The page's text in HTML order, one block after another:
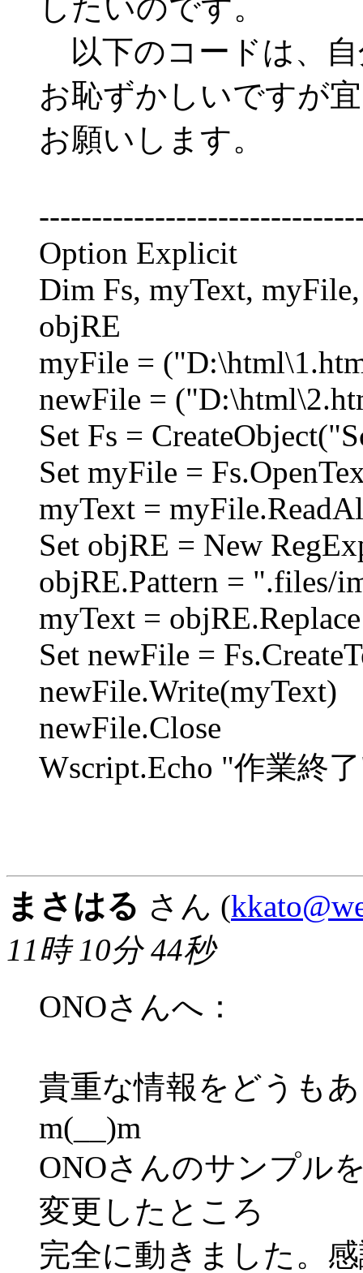
したいのです。
以下のコードは、
お恥ずかしいですが
お願いします。
Option Explicit
Dim Fs, myText,
objRE
myFile =
newFile =
Set Fs =
Set myFile =
myText =
Set objRE = New
objRE.Pattern = ".files/
myText =
Set newFile =
newFile.Write(myText)
newFile.Close
Wscript.Echo "作業終
まさはる さん (
11時 10分 44秒
ONOさんへ：
貴重な情報をどうも
m(__)m
ONOさんのサンプル
変更したところ
完全に動きました。